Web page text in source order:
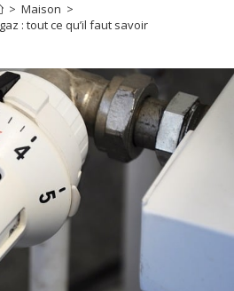
> Maison >
: tout ce qu’il faut savoir